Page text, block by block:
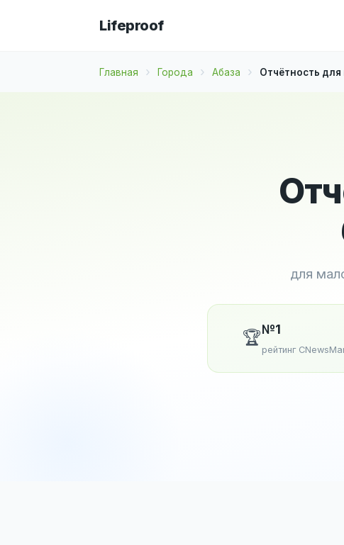
Lifeproof
Главная Города Абаза Отчётность для
для
🏆№1
рейтинг